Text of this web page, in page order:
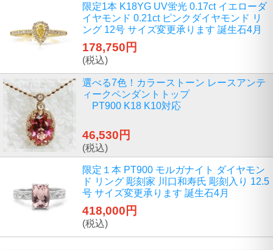
限定1本 K18YG UV蛍光 0.17ct イエローダ
イヤモンド 0.21ct ピンクダイヤモンド リ
ング 12号 サイズ変更承ります 誕生石4月
178,750円
(税込)
選べる7色！カラーストーン レースアンテ
ィークペンダントトップ
PT900 K18 K10対応
46,530円
(税込)
限定１本 PT900 モルガナイト ダイヤモン
ド リング 彫刻家 川口和寿氏 彫刻入り 12.5
号 サイズ変更承ります 誕生石4月
418,000円
(税込)